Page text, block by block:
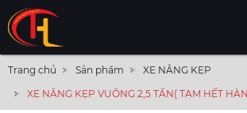
Trang chủ Sản phẩm
XE NÂNG KẸP
XE NÂNG KẸP VUÔNG 2,5 TẤN( TẠM HẾT